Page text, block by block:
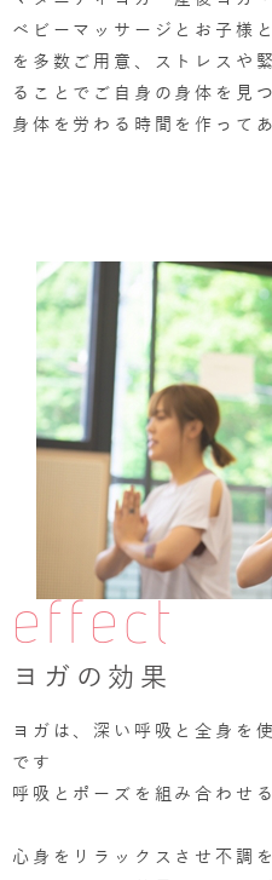
ベビーマッサージとお子様
を多数ご用意、ストレスや
ることでご自身の身体を見
身体を労わる時間を作って
effect
ヨガの効果
ヨガは、深い呼吸と全身を
です
呼吸とポーズを組み合わせ
心身をリラックスさせ不調